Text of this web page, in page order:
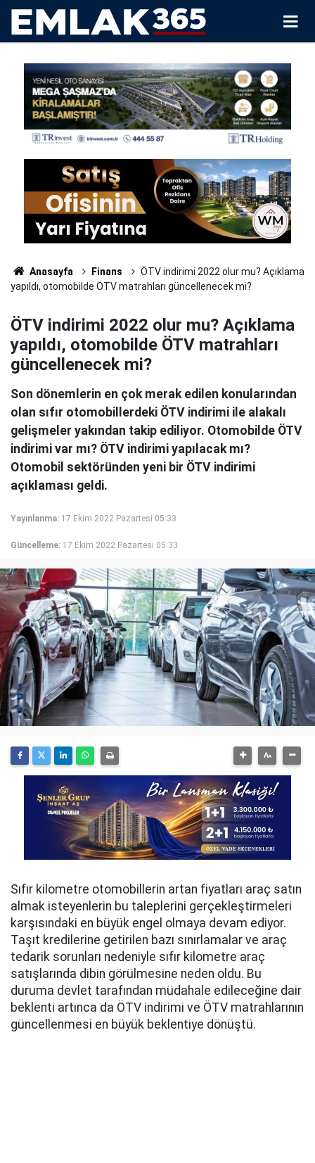
Anasayfa Finans
ÖTV indirimi 2022 olur mu? Açıklama
yapıldı, otomobilde ÖTV matrahları güncellenecek mi?
ÖTV indirimi 2022 olur mu? Açıklama
yapıldı, otomobilde ÖTV matrahları
güncellenecek mi?
Son dönemlerin en çok merak edilen konularından
olan sıfır otomobillerdeki ÖTV indirimi ile alakalı
gelişmeler yakından takip ediliyor. Otomobilde ÖTV
indirimi var mı? ÖTV indirimi yapılacak mı?
Otomobil sektöründen yeni bir ÖTV indirimi
açıklaması geldi.
Yayınlanma: 17 Ekim 2022 Pazartesi 05:33
Güncelleme: 17 Ekim 2022 Pazartesi 05:33
Sıfır kilometre otomobillerin artan fiyatları araç satın
almak isteyenlerin bu taleplerini gerçekleştirmeleri
karşısındaki en büyük engel olmaya devam ediyor.
Taşıt kredilerine getirilen bazı sınırlamalar ve araç
tedarik sorunları nedeniyle sıfır kilometre araç
satışlarında dibin görülmesine neden oldu. Bu
duruma devlet tarafından müdahale edileceğine dair
beklenti artınca da ÖTV indirimi ve ÖTV matrahlarının
güncellenmesi en büyük beklentiye dönüştü.